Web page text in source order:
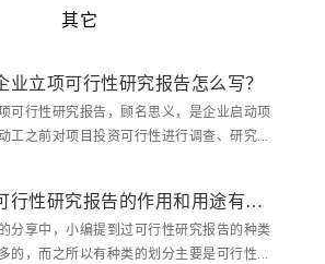
其它
业立项可行性研究报告怎么写？
可行性研究报告，顾名思义，是企业启动项
工之前对项目投资可行性进行调查、研究...
行性研究报告的作用和用途有哪
分享中，小编提到过可行性研究报告的种类
的，而之所以有种类的划分主要是可行性...